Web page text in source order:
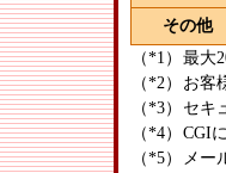
その他
（*1） 最大
（*2）
お客
（*3）
セキ
（*4） CGI
（*5）
メー